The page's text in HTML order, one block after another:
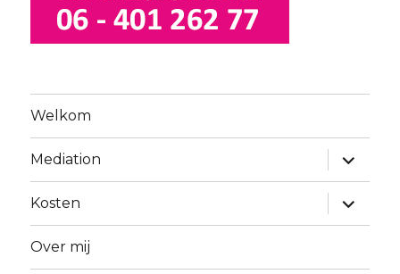
Welkom
Mediation
Kosten
Over mij